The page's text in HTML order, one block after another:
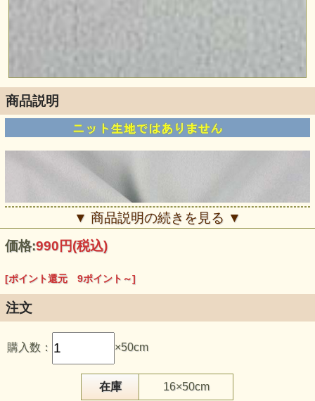
商品説明
この生地のおすすめポイント
・毛を80％含む、厚手のウールモッサー服地です。
・表面に細かな起毛があり、やわらかく落ち着いた表情で
▼ 商品説明の続きを見る ▼
価格:990円(税込)
[ポイント還元 9ポイント～]
注文
購入数： ×50cm
在庫 16×50cm